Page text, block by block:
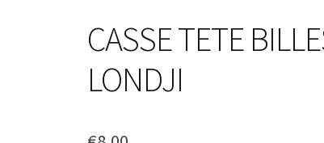
CASSE TETE
LONDJI